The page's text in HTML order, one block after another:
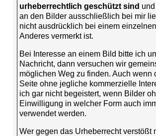
urheberrechtlich geschützt sind
an den Bilder ausschließlich bei mir
nicht ausdrücklich bei einem
Anderes vermerkt ist.
Bei Interesse an einem Bild bitte ich
Nachricht, dann versuchen wir
möglichen Weg zu finden. Auch wenn
Seite ohne jegliche kommerzielle
ich gar nicht begeistert, wenn Bilder
Einwilligung in welcher Form auch
verwendet werden.
Wer gegen das Urheberrecht verstößt